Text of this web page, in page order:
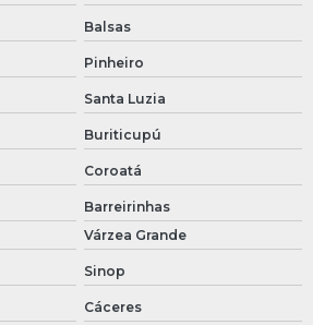
Balsas
Pinheiro
Santa Luzia
Buriticupú
Coroatá
Barreirinhas
Várzea Grande
Sinop
Cáceres